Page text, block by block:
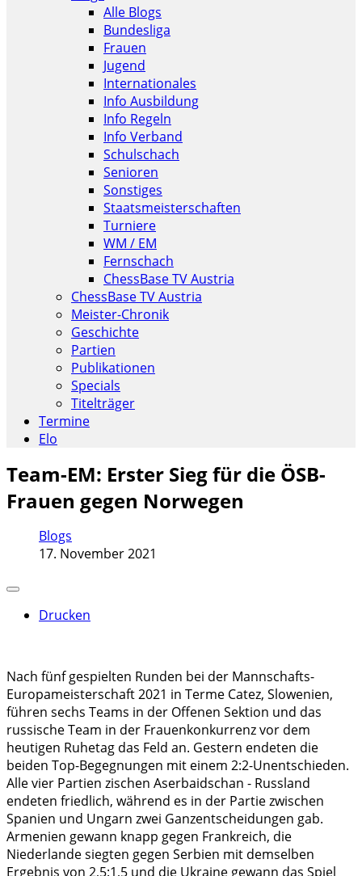
Alle Blogs
Bundesliga
Frauen
Jugend
Internationales
Info Ausbildung
Info Regeln
Info Verband
Schulschach
Senioren
Sonstiges
Staatsmeisterschaften
Turniere
WM / EM
Fernschach
ChessBase TV Austria
ChessBase TV Austria
Meister-Chronik
Geschichte
Partien
Publikationen
Specials
Titelträger
Termine
Elo
Team-EM: Erster Sieg für die ÖSB-
Frauen gegen Norwegen
Blogs
17. November 2021
Drucken
Nach fünf gespielten Runden bei der Mannschafts-
Europameisterschaft 2021 in Terme Catez, Slowenien,
führen sechs Teams in der Offenen Sektion und das
russische Team in der Frauenkonkurrenz vor dem
heutigen Ruhetag das Feld an. Gestern endeten die
beiden Top-Begegnungen mit einem 2:2-Unentschieden.
Alle vier Partien zischen Aserbaidschan - Russland
endeten friedlich, während es in der Partie zwischen
Spanien und Ungarn zwei Ganzentscheidungen gab.
Armenien gewann knapp gegen Frankreich, die
Niederlande siegten gegen Serbien mit demselben
Ergebnis von 2,5:1,5 und die Ukraine gewann das Spiel